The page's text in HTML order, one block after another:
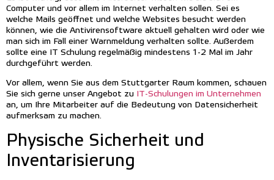
Computer und vor allem im Internet verhalten sollen. Sei es
welche Mails geöffnet und welche Websites besucht werden
können, wie die Antivirensoftware aktuell gehalten wird oder wie
man sich im Fall einer Warnmeldung verhalten sollte. Außerdem
sollte eine IT Schulung regelmäßig mindestens 1-2 Mal im Jahr
durchgeführt werden.
Vor allem, wenn Sie aus dem Stuttgarter Raum kommen, schauen
Sie sich gerne unser Angebot zu IT-Schulungen im Unternehmen
an, um Ihre Mitarbeiter auf die Bedeutung von Datensicherheit
aufmerksam zu machen.
Physische Sicherheit und
Inventarisierung